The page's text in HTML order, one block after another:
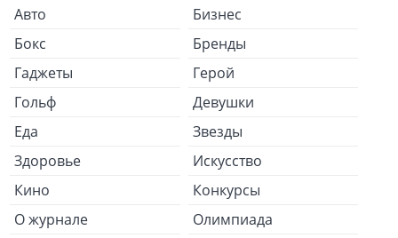
Авто
Бизнес
Бокс
Бренды
Гаджеты
Герой
Гольф
Девушки
Еда
Звезды
Здоровье
Искусство
Кино
Конкурсы
О журнале
Олимпиада